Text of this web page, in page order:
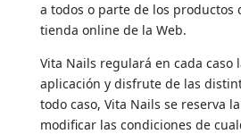
a todos o parte de los productos
tienda online de la Web.
Vita Nails regulará en cada caso
aplicación y disfrute de las
todo caso, Vita Nails se reserva
modificar las condiciones de